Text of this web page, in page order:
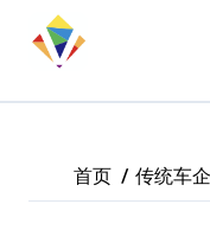
首页 传统车